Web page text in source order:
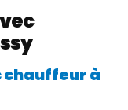
chauffeur à